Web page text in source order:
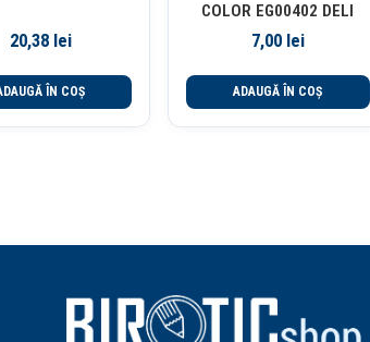
20,38 lei
ÎN COȘ
COLOR EG00402 DELI
7,00 lei
ADAUGĂ ÎN COȘ